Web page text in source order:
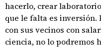
hacerlo, crear
que le falta es inversión.
con sus vecinos con
ciencia, no lo podremos